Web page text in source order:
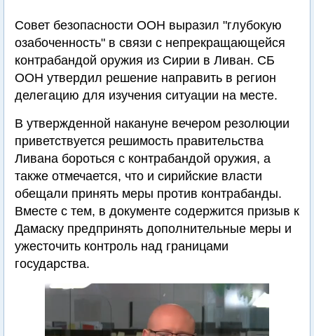
Совет безопасности ООН выразил "глубокую
озабоченность" в связи с непрекращающейся
контрабандой оружия из Сирии в Ливан. СБ
ООН утвердил решение направить в регион
делегацию для изучения ситуации на месте.
В утвержденной накануне вечером резолюции
приветствуется решимость правительства
Ливана бороться с контрабандой оружия, а
также отмечается, что и сирийские власти
обещали принять меры против контрабанды.
Вместе с тем, в документе содержится призыв к
Дамаску предпринять дополнительные меры и
ужесточить контроль над границами
государства.